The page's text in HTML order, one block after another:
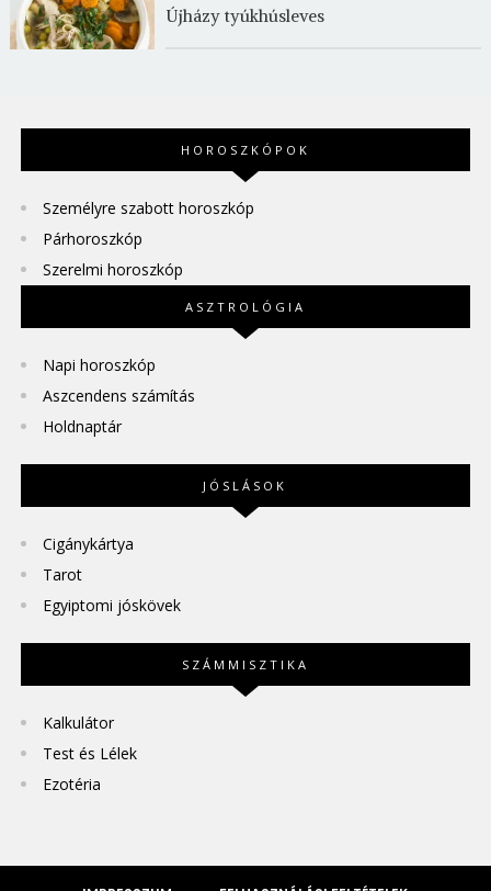
Újházy tyúkhúsleves
HOROSZKÓPOK
Személyre szabott horoszkóp
Párhoroszkóp
Szerelmi horoszkóp
ASZTROLÓGIA
Napi horoszkóp
Aszcendens számítás
Holdnaptár
JÓSLÁSOK
Cigánykártya
Tarot
Egyiptomi jóskövek
SZÁMMISZTIKA
Kalkulátor
Test és Lélek
Ezotéria